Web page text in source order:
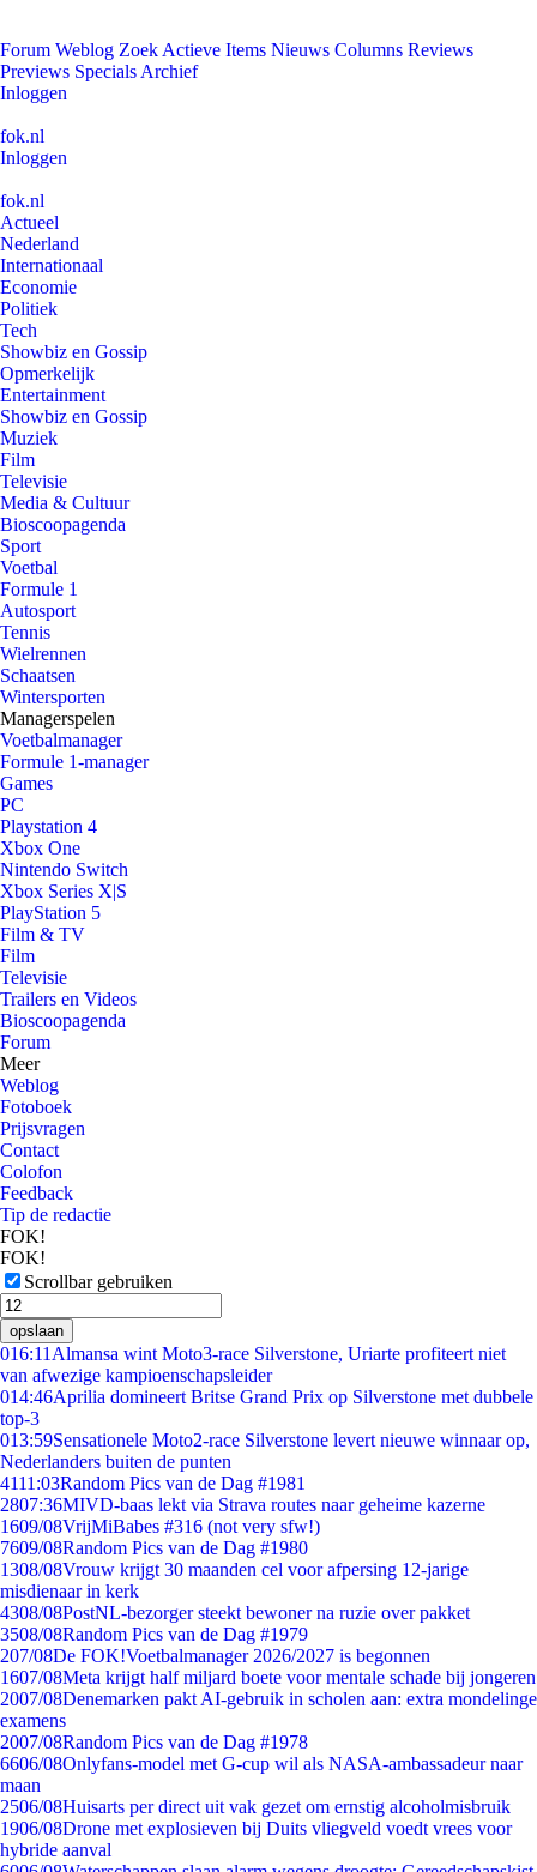
Forum Weblog Zoek Actieve Items Nieuws Columns Reviews
Previews Specials Archief
Inloggen
fok.nl
Inloggen
fok.nl
Actueel
Nederland
Internationaal
Economie
Politiek
Tech
Showbiz en Gossip
Opmerkelijk
Entertainment
Showbiz en Gossip
Muziek
Film
Televisie
Media & Cultuur
Bioscoopagenda
Sport
Voetbal
Formule 1
Autosport
Tennis
Wielrennen
Schaatsen
Wintersporten
Managerspelen
Voetbalmanager
Formule 1-manager
Games
PC
Playstation 4
Xbox One
Nintendo Switch
Xbox Series X|S
PlayStation 5
Film & TV
Film
Televisie
Trailers en Videos
Bioscoopagenda
Forum
Meer
Weblog
Fotoboek
Prijsvragen
Contact
Colofon
Feedback
Tip de redactie
FOK!
FOK!
Scrollbar gebruiken
opslaan
016:11 Almansa wint Moto3-race Silverstone, Uriarte profiteert niet
van afwezige kampioenschapsleider
014:46Aprilia domineert Britse Grand Prix op Silverstone met dubbele
top-3
013:59Sensationele Moto2-race Silverstone levert nieuwe winnaar op,
Nederlanders buiten de punten
4111:03Random Pics van de Dag #1981
2807:36MIVD-baas lekt via Strava routes naar geheime kazerne
1609/08VrijMiBabes #316 (not very sfw!)
7609/08Random Pics van de Dag #1980
1308/08Vrouw krijgt 30 maanden cel voor afpersing 12-jarige
misdienaar in kerk
4308/08PostNL-bezorger steekt bewoner na ruzie over pakket
3508/08Random Pics van de Dag #1979
207/08De FOK!Voetbalmanager 2026/2027 is begonnen
1607/08Meta krijgt half miljard boete voor mentale schade bij jongeren
2007/08Denemarken pakt AI-gebruik in scholen aan: extra mondelinge
examens
2007/08Random Pics van de Dag #1978
6606/08Onlyfans-model met G-cup wil als NASA-ambassadeur naar
maan
2506/08Huisarts per direct uit vak gezet om ernstig alcoholmisbruik
1906/08Drone met explosieven bij Duits vliegveld voedt vrees voor
hybride aanval